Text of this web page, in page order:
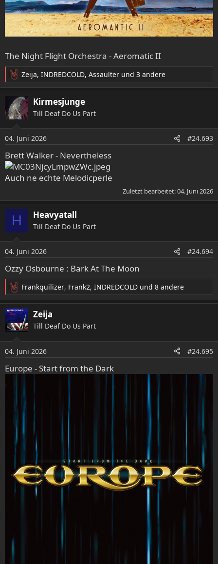
The Night Flight Orchestra - Aeromatic II
R
e
k
t
n
e
n
:
Zeija, INDREDCOLD, Assaulter und 3 andere
Kirmesjunge
Till Deaf Do Us Part
04. Juni 2026 #24.693
Brett Walker - Nevertheless
Auch ne echte Melodicperle
Zuletzt bearbeitet:04. Juni 2026
H Heavyatall
Till Deaf Do Us Part
04. Juni 2026 #24.694
Ozzy Osbourne : Bark At The Moon
R
e
a
k
t
n
e
n
Frankquilizer, Frank2, INDREDCOLD und 8 andere
Zeija
Till Deaf Do Us Part
04. Juni 2026 #24.695
Europe - Start from the Dark